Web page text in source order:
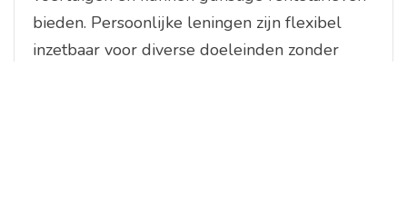
bieden. Persoonlijke leningen zijn flexibel
inzetbaar voor diverse doeleinden zonder